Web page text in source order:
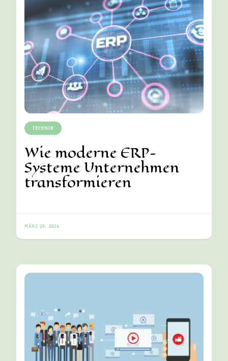
TECHNIK
Wie moderne ERP-
Systeme Unternehmen
transformieren
MÄRZ 29, 2024